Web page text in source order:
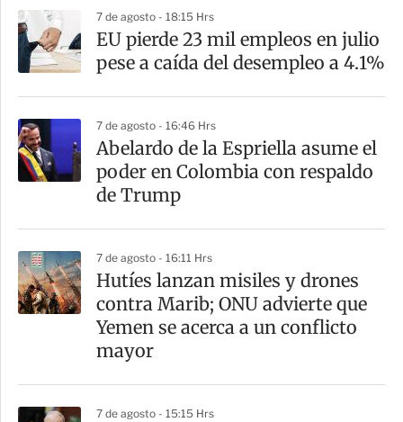
7 de agosto - 18:15 Hrs
EU pierde 23 mil empleos en julio
pese a caída del desempleo a 4.1%
7 de agosto - 16:46 Hrs
Abelardo de la Espriella asume el
poder en Colombia con respaldo
de Trump
7 de agosto - 16:11 Hrs
Hutíes lanzan misiles y drones
contra Marib; ONU advierte que
Yemen se acerca a un conflicto
mayor
7 de agosto - 15:15 Hrs